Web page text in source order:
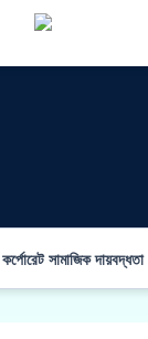
কর্পোরেট সামাজিক দায়বদ্ধতা